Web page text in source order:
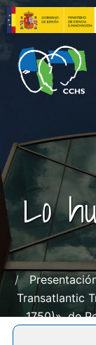
Pasar
al
contenido
principal
Lo
Transatlantic
1750)», de